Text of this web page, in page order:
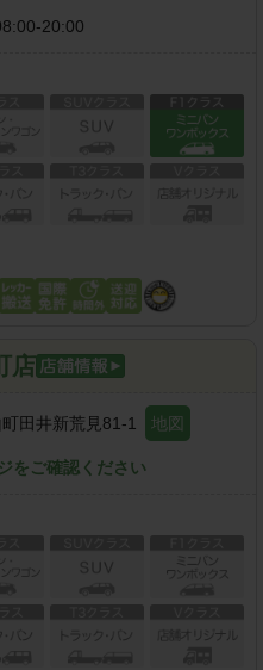
20:00
店
田井新荒見81-1 地図
をご確認ください